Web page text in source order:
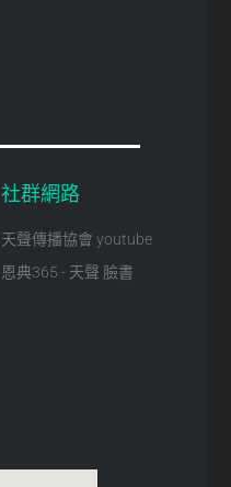
社群網路
天聲傳播協會 youtube
恩典365 - 天聲 臉書